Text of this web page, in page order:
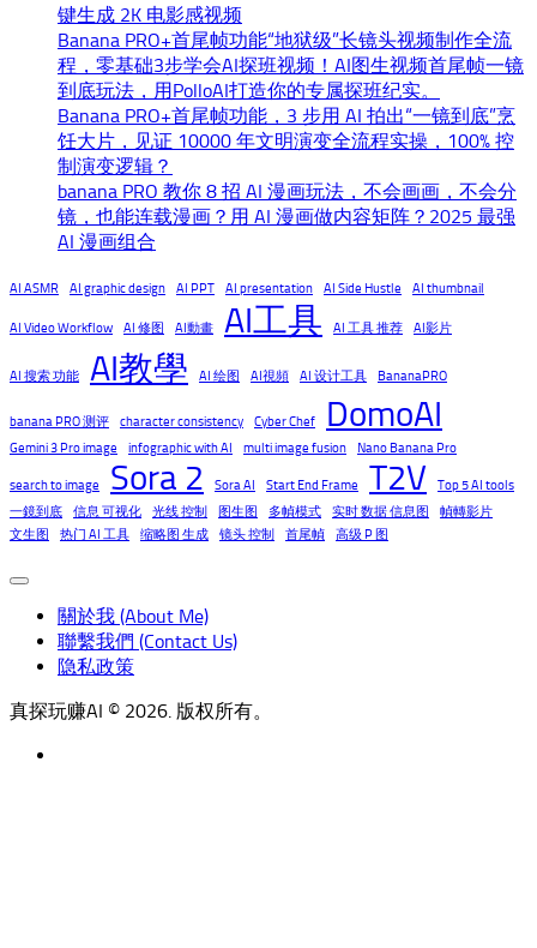
键生成 2K 电影感视频
Banana PRO+首尾帧功能“地狱级”长镜头视频制作全流
程，零基础3步学会AI探班视频！AI图生视频首尾帧一镜
到底玩法，用PolloAI打造你的专属探班纪实。
Banana PRO+首尾帧功能，3 步用 AI 拍出“一镜到底”烹
饪大片，见证 10000 年文明演变全流程实操，100% 控
制演变逻辑？
banana PRO 教你 8 招 AI 漫画玩法，不会画画，不会分
镜，也能连载漫画？用 AI 漫画做内容矩阵？2025 最强
AI 漫画组合
AI ASMR AI graphic design AI PPT AI presentation AI Side Hustle AI thumbnail
AI Video Workflow AI 修图 AI動畫 AI工具 AI 工具 推荐 AI影片
AI 搜索 功能 AI教學 AI 绘图 AI視頻 AI 设计工具 BananaPRO
banana PRO 测评 character consistency Cyber Chef DomoAI
Gemini 3 Pro image infographic with AI multi image fusion Nano Banana Pro
search to image Sora 2 Sora AI Start End Frame T2V
Top 5 AI tools
一鏡到底
信息 可视化 光线 控制 图生图 多幀模式 实时 数据 信息图
幀轉影片
文生图
热门 AI 工具 缩略图 生成 镜头 控制 首尾幀 高级 P 图
關於我 (About Me)
聯繫我們 (Contact Us)
隐私政策
真探玩赚AI © 2026. 版权所有。